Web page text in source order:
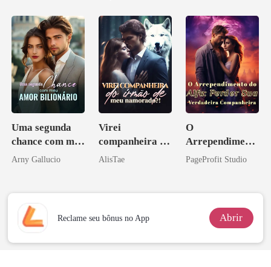
Uma segunda
chance com meu
amor bilionário
Arny Gallucio
Virei
companheira do
irmão de meu
AlisTae
O
Arrependiment
o do Alfa:
Companheira
PageProfit Studio
Reclame seu bônus no App Abrir